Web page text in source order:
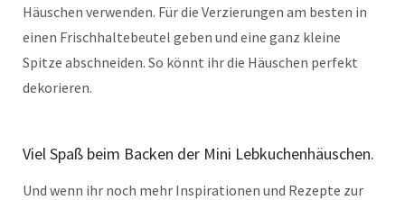
Häuschen verwenden. Für die Verzierungen am besten in
einen Frischhaltebeutel geben und eine ganz kleine
Spitze abschneiden. So könnt ihr die Häuschen perfekt
dekorieren.
Viel Spaß beim Backen der Mini Lebkuchenhäuschen.
Und wenn ihr noch mehr Inspirationen und Rezepte zur